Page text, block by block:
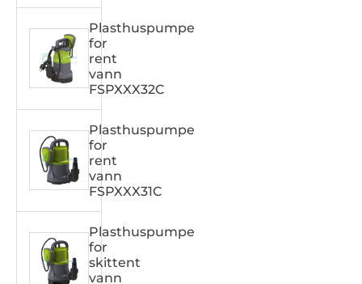
Plasthuspumpe
for
rent
vann
FSPXXX32C
Plasthuspumpe
for
rent
vann
FSPXXX31C
Plasthuspumpe
for
skittent
vann